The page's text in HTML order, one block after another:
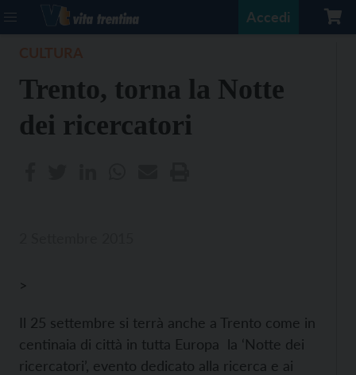
Accedi
Trento, torna la Notte
dei ricercatori
>
Il 25 settembre si terrà anche a Trento come in
centinaia di città in tutta Europa la ‘Notte dei
ricercatori’, evento dedicato alla ricerca e ai